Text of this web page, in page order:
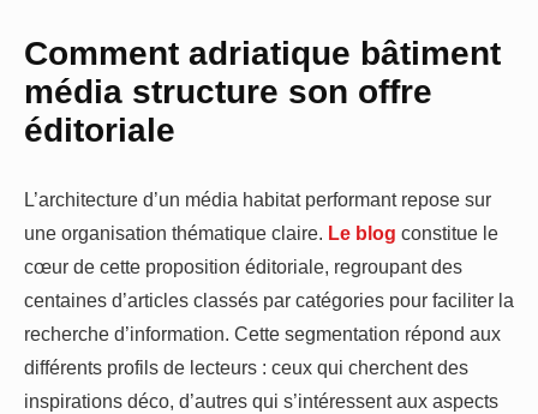
Comment adriatique bâtiment
média structure son offre
éditoriale
L’architecture d’un média habitat performant repose sur
une organisation thématique claire. Le blog constitue le
cœur de cette proposition éditoriale, regroupant des
centaines d’articles classés par catégories pour faciliter la
recherche d’information. Cette segmentation répond aux
différents profils de lecteurs : ceux qui cherchent des
inspirations déco, d’autres qui s’intéressent aux aspects